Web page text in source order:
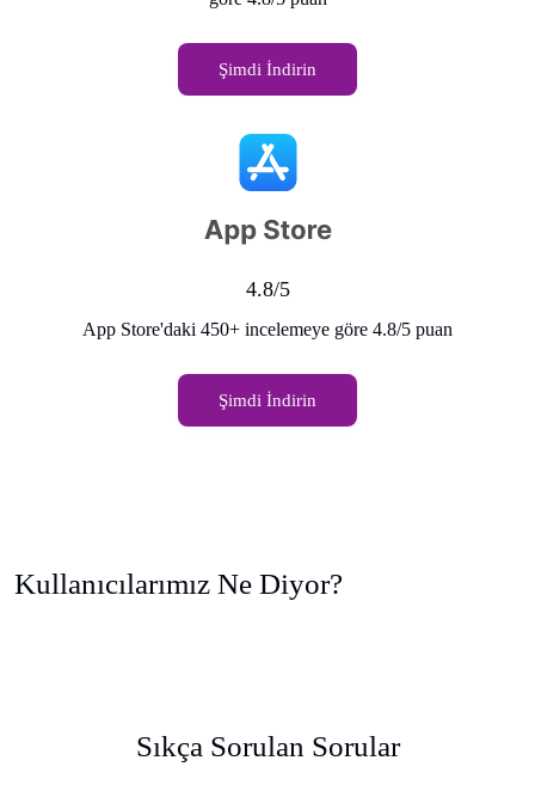
Şimdi İndirin
4.8/5
App Store'daki 450+ incelemeye göre 4.8/5 puan
Şimdi İndirin
Kullanıcılarımız Ne Diyor?
Sıkça Sorulan Sorular